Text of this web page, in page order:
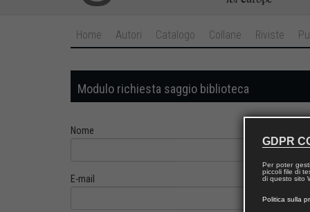
Home Autori Catalogo Collane Riviste
Modulo richiesta saggio biblioteca
Nome
E-mail
GDPR
Per poter
piccoli file di
di questo sito
Politica sulla